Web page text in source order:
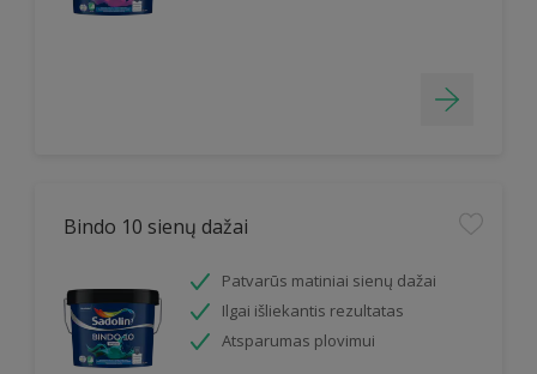
Bindo 10 sienų dažai
Patvarūs matiniai sienų dažai
Ilgai išliekantis rezultatas
Atsparumas plovimui